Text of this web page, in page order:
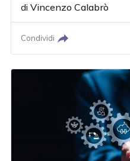
diVincenzo Calabrò
Condividi